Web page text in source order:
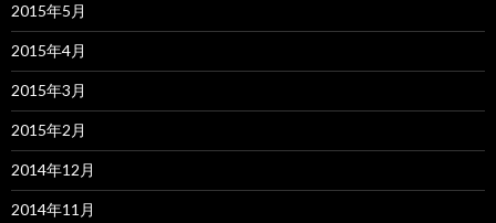
2015年5月
2015年4月
2015年3月
2015年2月
2014年12月
2014年11月